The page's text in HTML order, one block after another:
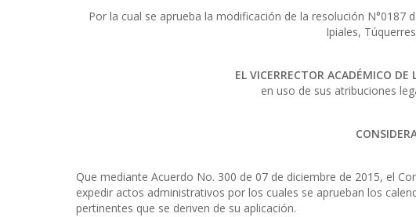
Por la cual se aprueba la modificación de la resolución N°0187
Ipiales,
EL VICERRECTOR ACADÉMICO
en uso de sus atribuciones
Que mediante Acuerdo No. 300 de 07 de diciembre de 2015, el
expedir actos administrativos por los cuales se aprueban los
pertinentes que se deriven de su aplicación.